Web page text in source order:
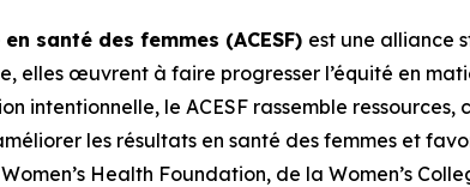
santé des femmes (ACESF) est une alliance
elles œuvrent à faire progresser l’équité en
intentionnelle, le ACESF rassemble
les résultats en santé des femmes et
Health Foundation, de la Women’s